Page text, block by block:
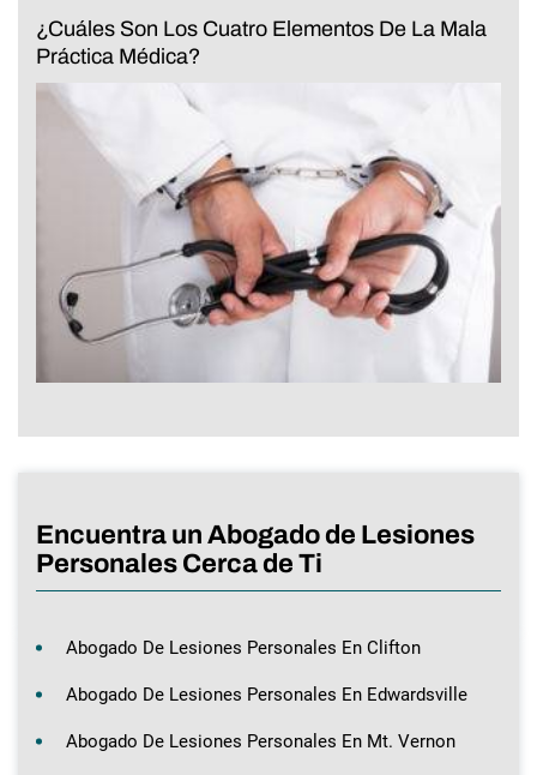
¿Cuáles Son Los Cuatro Elementos De La Mala
Práctica Médica?
Encuentra un Abogado de Lesiones
Personales Cerca de Ti
Abogado De Lesiones Personales En Clifton
Abogado De Lesiones Personales En Edwardsville
Abogado De Lesiones Personales En Mt. Vernon